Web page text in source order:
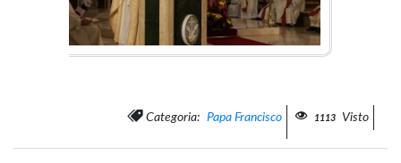
Categoria: Papa Francisco 1113 Visto